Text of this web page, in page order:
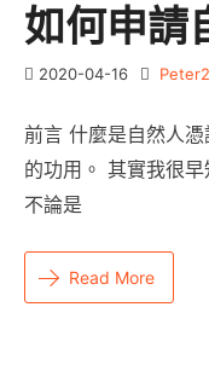
如何申請
2020-04-16
前言 什麼是自然人
的功用。 其實我很
不論是
Read More